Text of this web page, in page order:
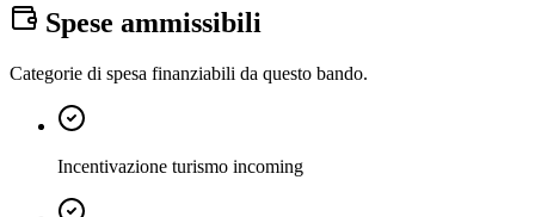
Spese ammissibili
Categorie di spesa finanziabili da questo bando.
Incentivazione turismo incoming